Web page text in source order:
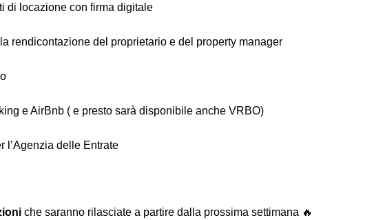
di locazione con firma digitale
rendicontazione del proprietario e del property manager
e AirBnb ( e presto sarà disponibile anche VRBO)
l’Agenzia delle Entrate
che saranno rilasciate a partire dalla prossima settimana 🔥